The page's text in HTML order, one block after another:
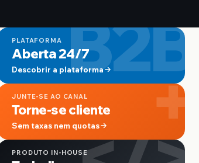
B2B
PLATAFORMA
Aberta 24/7
Descobrir a plataforma +
JUNTE-SE AO CANAL
Torne-se cliente
Sem taxas nem quotas
PRODUTO IN-HOUSE